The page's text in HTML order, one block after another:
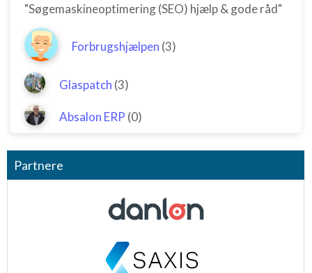
"Søgemaskineoptimering (SEO) hjælp & gode råd"
Forbrugshjælpen (3)
Glaspatch (3)
Absalon ERP (0)
Partnere